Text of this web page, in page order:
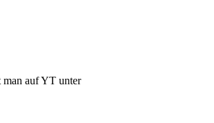
man auf YT unter